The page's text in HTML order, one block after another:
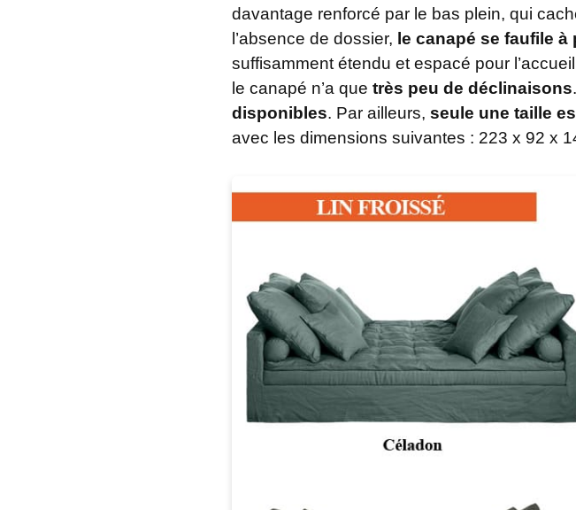
davantage renforcé par le bas plein, qui
l’absence de dossier, le canapé se faufile
suffisamment étendu et espacé pour
le canapé n’a que très peu de déclinaisons
disponibles. Par ailleurs, seule une taille
avec les dimensions suivantes : 223 x 92 x